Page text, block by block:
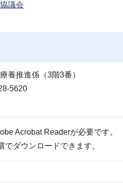
議会
推進係（3階3番）
5620
Acrobat Readerが必要です。
ダウンロードできます。